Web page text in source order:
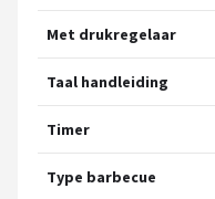
Met drukregelaar
Taal handleiding
Timer
Type barbecue